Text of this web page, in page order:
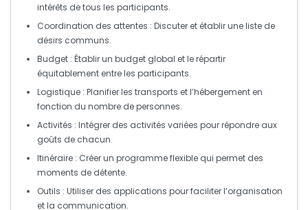
intérêts de tous les participants.
Coordination des attentes : Discuter et établir une liste de
désirs communs.
Budget : Établir un budget global et le répartir
équitablement entre les participants.
Logistique : Planifier les transports et l’hébergement en
fonction du nombre de personnes.
Activités : Intégrer des activités variées pour répondre aux
goûts de chacun.
Itinéraire : Créer un programme flexible qui permet des
moments de détente.
Outils : Utiliser des applications pour faciliter l’organisation
et la communication.